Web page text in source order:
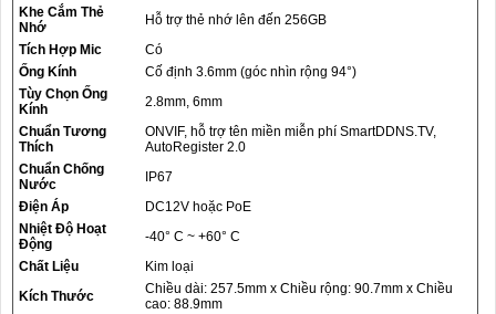
Khe Cắm Thẻ
Nhớ
Hỗ trợ thẻ nhớ lên đến 256GB
Tích Hợp Mic
Có
Ống Kính
Cố định 3.6mm (góc nhìn rộng 94°)
Tùy Chọn Ống
Kính
2.8mm, 6mm
Chuẩn Tương
Thích
ONVIF, hỗ trợ tên miền miễn phí SmartDDNS.TV,
AutoRegister 2.0
Chuẩn Chống
Nước
IP67
Điện Áp
DC12V hoặc PoE
Nhiệt Độ Hoạt
Động
-40° C ~ +60° C
Chất Liệu
Kim loại
Kích Thước
Chiều dài: 257.5mm x Chiều rộng: 90.7mm x Chiều
cao: 88.9mm